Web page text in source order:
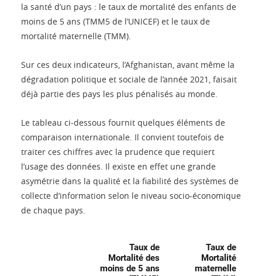
la santé d’un pays : le taux de mortalité des enfants de
moins de 5 ans (TMM5 de l’UNICEF) et le taux de
mortalité maternelle (TMM).
Sur ces deux indicateurs, l’Afghanistan, avant même la
dégradation politique et sociale de l’année 2021, faisait
déjà partie des pays les plus pénalisés au monde.
Le tableau ci-dessous fournit quelques éléments de
comparaison internationale. Il convient toutefois de
traiter ces chiffres avec la prudence que requiert
l’usage des données. Il existe en effet une grande
asymétrie dans la qualité et la fiabilité des systèmes de
collecte d’information selon le niveau socio-économique
de chaque pays.